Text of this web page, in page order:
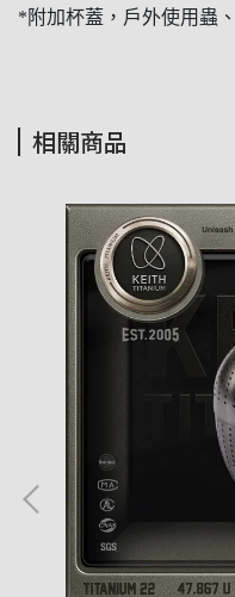
*附加杯蓋，戶外使用蟲
相關商品